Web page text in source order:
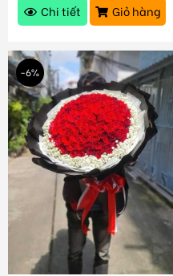
Chi tiết
Giỏ hàng
-6%